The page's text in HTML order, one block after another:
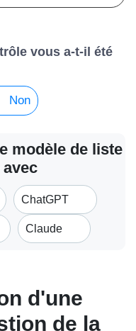
vous a-t-il été
Non
modèle de liste
ChatGPT
Claude
d'une
de la